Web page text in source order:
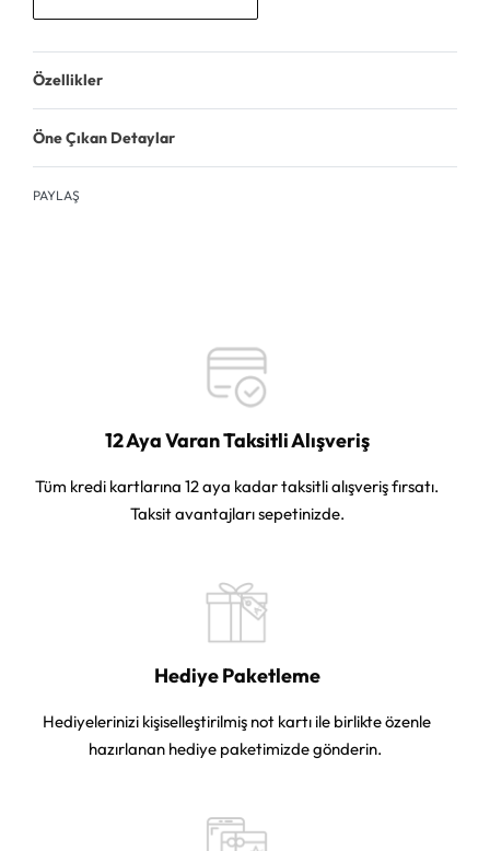
Özellikler
Öne Çıkan Detaylar
PAYLAŞ
12 Aya Varan Taksitli Alışveriş
Tüm kredi kartlarına 12 aya kadar taksitli alışveriş fırsatı.
Taksit avantajları sepetinizde.
Hediye Paketleme
Hediyelerinizi kişiselleştirilmiş not kartı ile birlikte özenle
hazırlanan hediye paketimizde gönderin.